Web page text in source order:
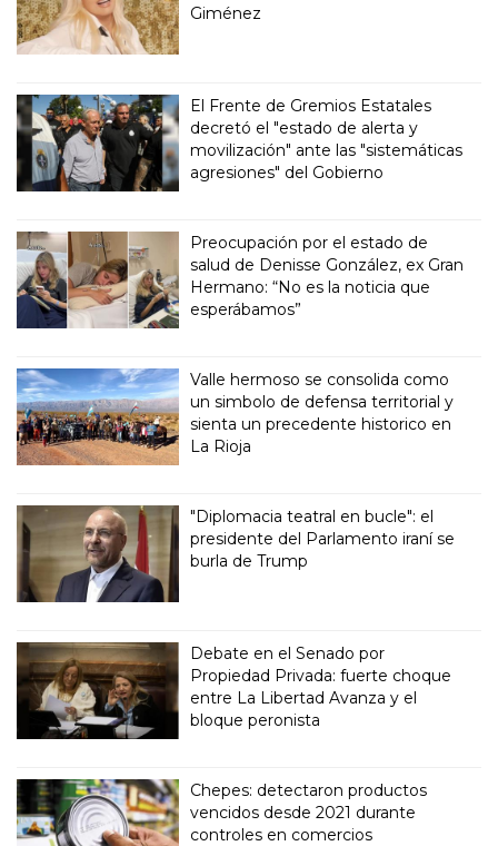
Giménez
El Frente de Gremios Estatales
decretó el "estado de alerta y
movilización" ante las "sistemáticas
agresiones" del Gobierno
Preocupación por el estado de
salud de Denisse González, ex Gran
Hermano: “No es la noticia que
esperábamos”
Valle hermoso se consolida como
un simbolo de defensa territorial y
sienta un precedente historico en
La Rioja
"Diplomacia teatral en bucle": el
presidente del Parlamento iraní se
burla de Trump
Debate en el Senado por
Propiedad Privada: fuerte choque
entre La Libertad Avanza y el
bloque peronista
Chepes: detectaron productos
vencidos desde 2021 durante
controles en comercios